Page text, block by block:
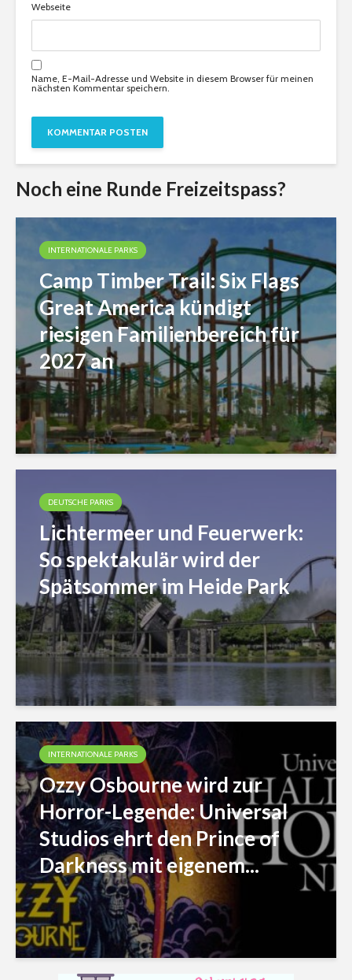
Webseite
Name, E-Mail-Adresse und Website in diesem Browser für meinen
nächsten Kommentar speichern.
Noch eine Runde Freizeitspass?
INTERNATIONALE PARKS
Camp Timber Trail: Six Flags
Great America kündigt
riesigen Familienbereich für
2027 an
DEUTSCHE PARKS
Lichtermeer und Feuerwerk:
So spektakulär wird der
Spätsommer im Heide Park
INTERNATIONALE PARKS
Ozzy Osbourne wird zur
Horror-Legende: Universal
Studios ehrt den Prince of
Darkness mit eigenem...